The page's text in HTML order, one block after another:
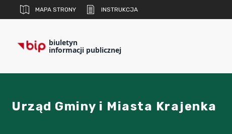
MAPA STRONY INSTRUKCJA
biuletyn
informacji publicznej
Urząd Gminy i Miasta Krajenka